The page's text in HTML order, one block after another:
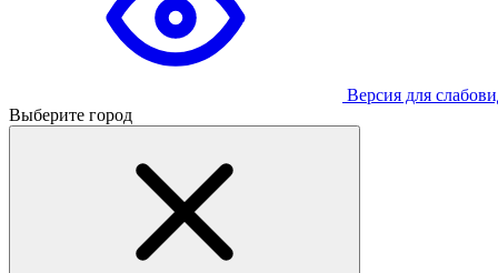
Версия для
Выберите город